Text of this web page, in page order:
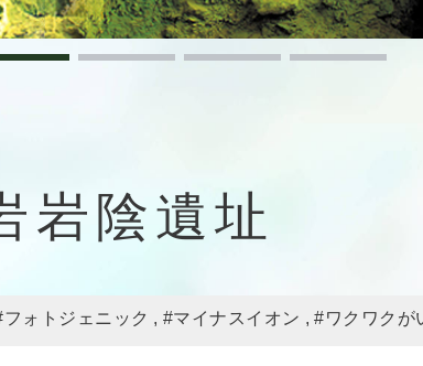
岩陰遺址
フォトジェニック #マイナスイオン #ワクワクが